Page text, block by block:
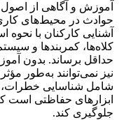
آموزش و آگاهی از اصول
حوادث در محیط‌های
آشنایی کارکنان با نحوه
کلاه‌ها، کمربندها و
حداقل برساند. بدون
نیز نمی‌توانند به‌طور
شامل شناسایی خطرات،
ابزارهای حفاظتی است
جلوگیری کند.